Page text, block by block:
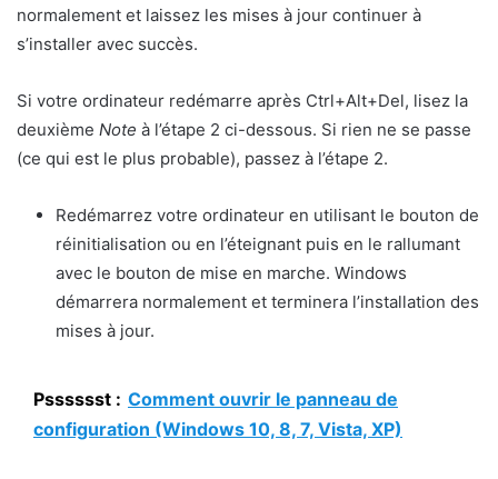
normalement et laissez les mises à jour continuer à
s’installer avec succès.
Si votre ordinateur redémarre après Ctrl+Alt+Del, lisez la
deuxième Note à l’étape 2 ci-dessous. Si rien ne se passe
(ce qui est le plus probable), passez à l’étape 2.
Redémarrez votre ordinateur en utilisant le bouton de
réinitialisation ou en l’éteignant puis en le rallumant
avec le bouton de mise en marche. Windows
démarrera normalement et terminera l’installation des
mises à jour.
Psssssst : Comment ouvrir le panneau de
configuration (Windows 10, 8, 7, Vista, XP)